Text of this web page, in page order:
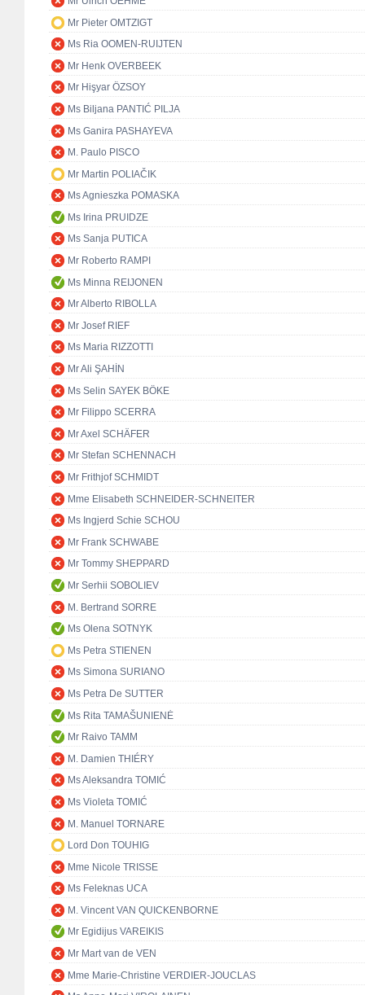
Mr Pieter OMTZIGT
Ms Ria OOMEN-RUIJTEN
Mr Henk OVERBEEK
Mr Hişyar ÖZSOY
Ms Biljana PANTIĆ PILJA
Ms Ganira PASHAYEVA
M. Paulo PISCO
Mr Martin POLIAČIK
Ms Agnieszka POMASKA
Ms Irina PRUIDZE
Ms Sanja PUTICA
Mr Roberto RAMPI
Ms Minna REIJONEN
Mr Alberto RIBOLLA
Mr Josef RIEF
Ms Maria RIZZOTTI
Mr Ali ŞAHİN
Ms Selin SAYEK BÖKE
Mr Filippo SCERRA
Mr Axel SCHÄFER
Mr Stefan SCHENNACH
Mr Frithjof SCHMIDT
Mme Elisabeth SCHNEIDER-SCHNEITER
Ms Ingjerd Schie SCHOU
Mr Frank SCHWABE
Mr Tommy SHEPPARD
Mr Serhii SOBOLIEV
M. Bertrand SORRE
Ms Olena SOTNYK
Ms Petra STIENEN
Ms Simona SURIANO
Ms Petra De SUTTER
Ms Rita TAMAŠUNIENĖ
Mr Raivo TAMM
M. Damien THIÉRY
Ms Aleksandra TOMIĆ
Ms Violeta TOMIĆ
M. Manuel TORNARE
Lord Don TOUHIG
Mme Nicole TRISSE
Ms Feleknas UCA
M. Vincent VAN QUICKENBORNE
Mr Egidijus VAREIKIS
Mr Mart van de VEN
Mme Marie-Christine VERDIER-JOUCLAS